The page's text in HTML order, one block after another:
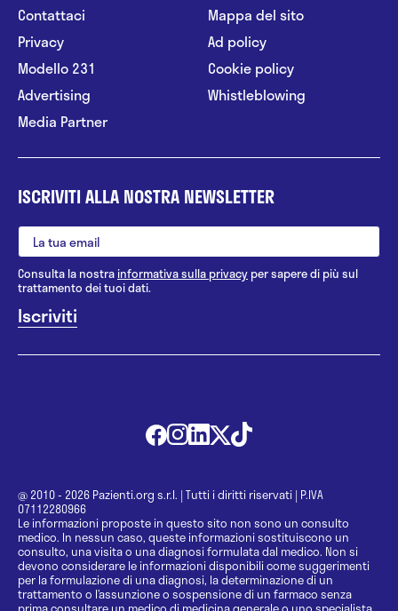
Contattaci
Privacy
Modello 231
Advertising
Media Partner
Mappa del sito
Ad policy
Cookie policy
Whistleblowing
ISCRIVITI ALLA NOSTRA NEWSLETTER
Consulta la nostrainformativa sulla privacy per sapere di più sul
trattamento dei tuoi dati.
@ 2010 - 2026 Pazienti.org s.r.l. | Tutti i diritti riservati | P.IVA
07112280966
Le informazioni proposte in questo sito non sono un consulto
medico. In nessun caso, queste informazioni sostituiscono un
consulto, una visita o una diagnosi formulata dal medico. Non si
devono considerare le informazioni disponibili come suggerimenti
per la formulazione di una diagnosi, la determinazione di un
trattamento o l’assunzione o sospensione di un farmaco senza